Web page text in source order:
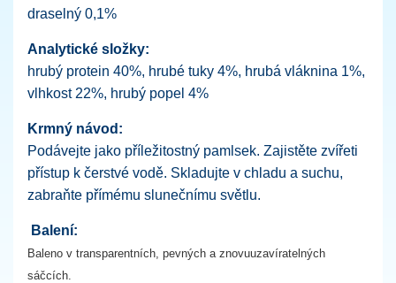
draselný 0,1%
Analytické složky:
hrubý protein 40%, hrubé tuky 4%, hrubá vláknina 1%,
vlhkost 22%, hrubý popel 4%
Krmný návod:
Podávejte jako příležitostný pamlsek. Zajistěte zvířeti
přístup k čerstvé vodě. Skladujte v chladu a suchu,
zabraňte přímému slunečnímu světlu.
Balení:
Baleno v transparentních, pevných a znovuuzavíratelných
sáčcích.